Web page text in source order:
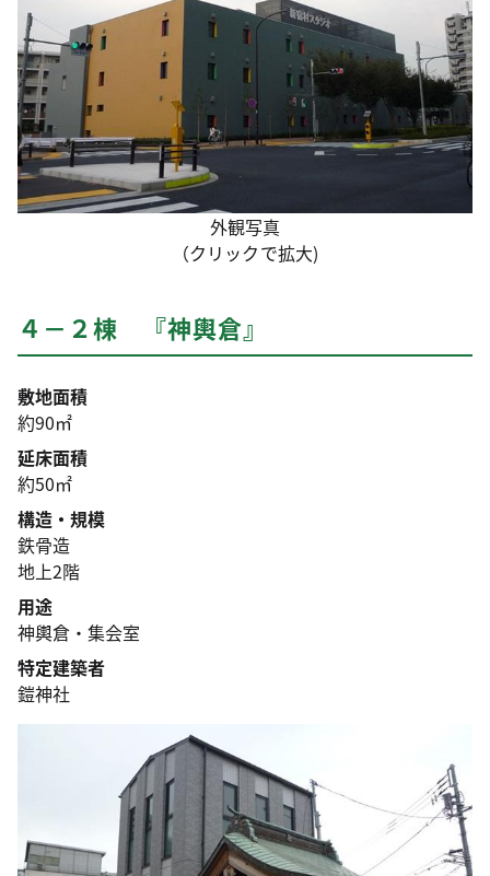
外観写真
（クリックで拡大)
４－２棟 『神輿倉』
敷地面積
約90㎡
延床面積
約50㎡
構造・規模
鉄骨造
地上2階
用途
神輿倉・集会室
特定建築者
鎧神社